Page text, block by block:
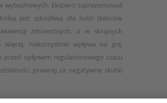
Eksperci zaprezentowali
jest szkodliwa dla ludzi (kibiców,
zdrowotnych, a w skrajnych
niekorzystnie wpływa na grę,
upływem regulaminowego czasu
prawnej za negatywne skutki